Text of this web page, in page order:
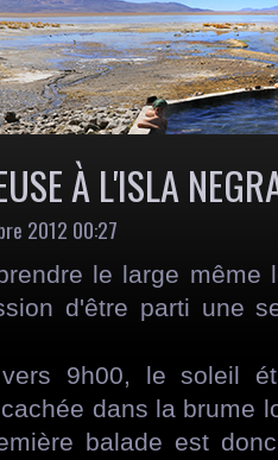
À L'ISLA
2012 00:27
le large même
d'être parti une
9h00, le soleil
dans la brume
balade est